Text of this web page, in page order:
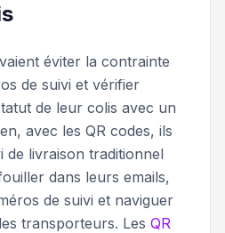
éviter la contrainte
de suivi et vérifier
de leur colis avec un
avec les QR codes, ils
de livraison traditionnel
dans leurs emails,
de suivi et naviguer
transporteurs. Les QR